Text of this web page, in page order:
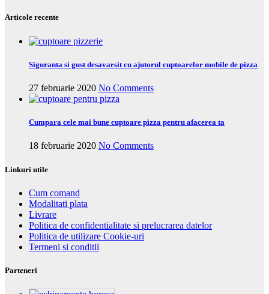
Articole recente
Siguranta si gust desavarsit cu ajutorul cuptoarelor mobile de pizza
27 februarie 2020 No Comments
Cumpara cele mai bune cuptoare pizza pentru afacerea ta
18 februarie 2020 No Comments
Linkuri utile
Cum comand
Modalitati plata
Livrare
Politica de confidentialitate si prelucrarea datelor
Politica de utilizare Cookie-uri
Termeni si conditii
Parteneri